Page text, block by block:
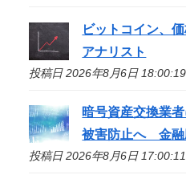
ビットコイン、
アナリスト
投稿日 2026年8月6日
暗号資産交換業
被害防止へ 金融
投稿日 2026年8月6日